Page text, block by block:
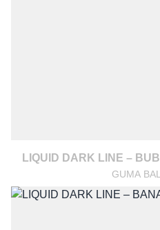
LIQUID DARK LINE –
GUMA